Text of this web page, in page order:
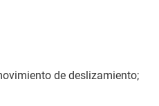
de deslizamiento;